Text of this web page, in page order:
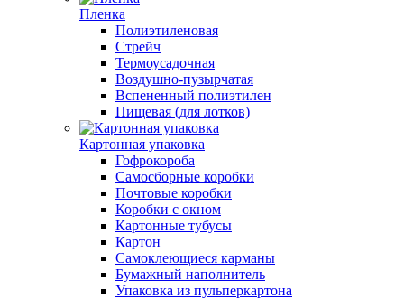
Пленка
Полиэтиленовая
Стрейч
Термоусадочная
Воздушно-пузырчатая
Вспененный полиэтилен
Пищевая (для лотков)
Картонная упаковка
Гофрокороба
Самосборные коробки
Почтовые коробки
Коробки с окном
Картонные тубусы
Картон
Самоклеющиеся карманы
Бумажный наполнитель
Упаковка из пульперкартона